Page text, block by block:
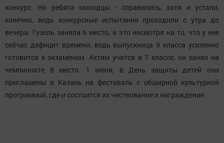
конкурс. Но ребята молодцы - справились, хотя и устали,
конечно, ведь конкурсные испытания проходили с утра до
вечера. Гузель заняла 6 место, и это несмотря на то, что у нее
сейчас дефицит времени, ведь выпускница 9 класса усиленно
готовится к экзаменам. Ахтям учится в 7 классе, он занял на
чемпионате 8 место. 1 июня, в День защиты детей они
приглашены в Казань на фестиваль с обширной культурной
программой, где и состоится их чествование и награждение.